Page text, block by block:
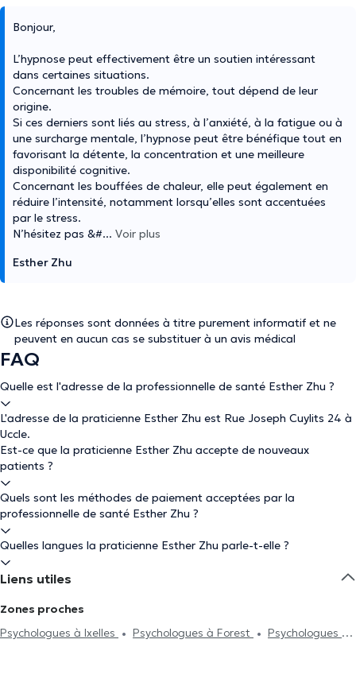
Bonjour,
L’hypnose peut effectivement être un soutien intéressant
dans certaines situations.
Concernant les troubles de mémoire, tout dépend de leur
origine.
Si ces derniers sont liés au stress, à l’anxiété, à la fatigue ou à
une surcharge mentale, l’hypnose peut être bénéfique tout en
favorisant la détente, la concentration et une meilleure
disponibilité cognitive.
Concernant les bouffées de chaleur, elle peut également en
réduire l’intensité, notamment lorsqu’elles sont accentuées
par le stress.
N’hésitez pas &#... Voir plus
Esther Zhu
Les réponses sont données à titre purement informatif et ne
peuvent en aucun cas se substituer à un avis médical
FAQ
Quelle est l'adresse de la professionnelle de santé Esther Zhu ?
L'adresse de la praticienne Esther Zhu est Rue Joseph Cuylits 24 à
Uccle.
Est-ce que la praticienne Esther Zhu accepte de nouveaux
patients ?
Quels sont les méthodes de paiement acceptées par la
professionnelle de santé Esther Zhu ?
Quelles langues la praticienne Esther Zhu parle-t-elle ?
Liens utiles
Zones proches
Psychologues à Ixelles
Psychologues à Forest
Psychologues à